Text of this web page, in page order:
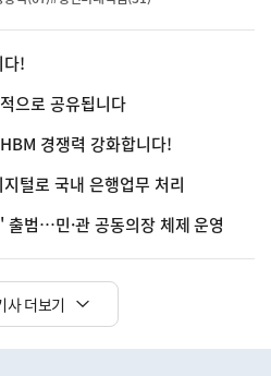
다!
으로 공유됩니다
경쟁력 강화합니다!
털로 국내 은행업무 처리
범…민·관 공동의장 체제 운영
사 더보기